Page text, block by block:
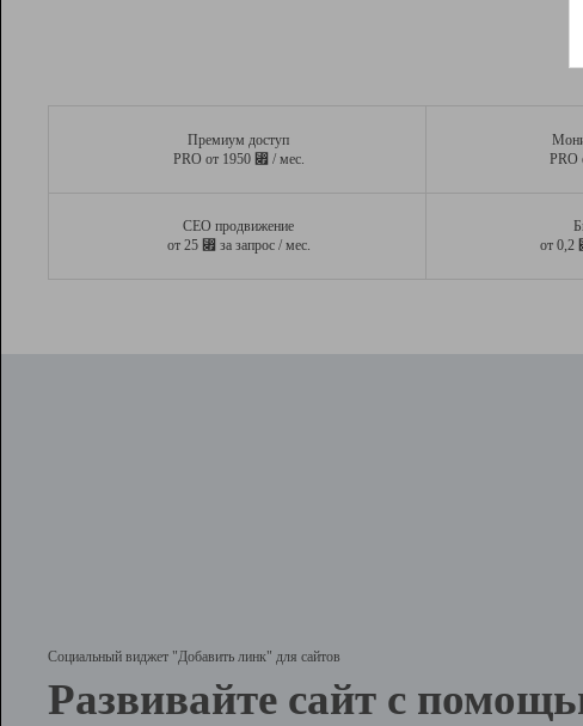
Премиум доступ
PRO от 1950 ⃏ / мес.
PRO
СЕО продвижение
от 25 ⃏ за запрос / мес.
от 0,2
Социальный виджет "Добавить линк" для сайтов
Развивайте сайт с